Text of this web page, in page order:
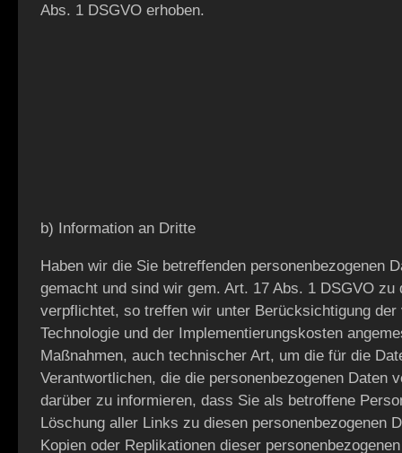
Abs. 1 DSGVO erhoben.
b) Information an Dritte
Haben wir die Sie betreffenden personenbezogenen
gemacht und sind wir gem. Art. 17 Abs. 1 DSGVO zu
verpflichtet, so treffen wir unter Berücksichtigung der
Technologie und der Implementierungskosten
Maßnahmen, auch technischer Art, um die für die
Verantwortlichen, die die personenbezogenen Daten
darüber zu informieren, dass Sie als betroffene
Löschung aller Links zu diesen personenbezogenen
Kopien oder Replikationen dieser